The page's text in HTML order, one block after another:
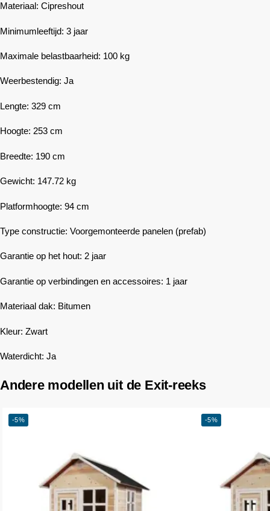
Materiaal: Cipreshout
Minimumleeftijd: 3 jaar
Maximale belastbaarheid: 100 kg
Weerbestendig: Ja
Lengte: 329 cm
Hoogte: 253 cm
Breedte: 190 cm
Gewicht: 147.72 kg
Platformhoogte: 94 cm
Type constructie: Voorgemonteerde panelen (prefab)
Garantie op het hout: 2 jaar
Garantie op verbindingen en accessoires: 1 jaar
Materiaal dak: Bitumen
Kleur: Zwart
Waterdicht: Ja
Andere modellen uit de Exit-reeks
-5% -5%